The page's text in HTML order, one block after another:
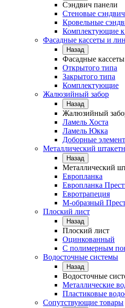
Сэндвич панели
Стеновые
Кровельные
Комплектующие к
Фасадные кассеты и
Назад
Фасадные
Открытого типа
Закрытого типа
Комплектующие
Жалюзийный забор
Назад
Жалюзийный
Ламель Хоста
Ламель Юкка
Доборные
Металлический
Назад
Металлический
Европланка
Европланка
Евротрапеция
М-образный
Плоский лист
Назад
Плоский лист
Оцинкованный
С полимерным
Водосточные системы
Назад
Водосточные
Металлические
Пластиковые
Сопутствующие товары